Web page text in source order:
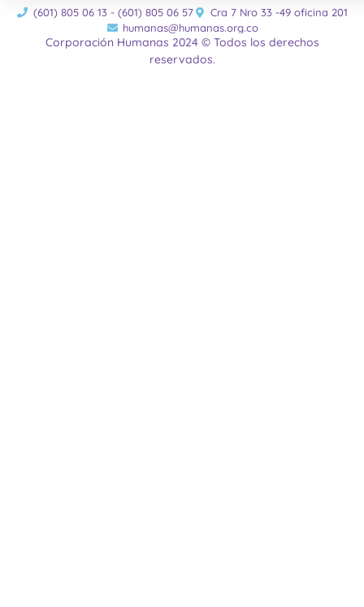
(601) 805 06 13 - (601) 805 06 57
Cra 7 Nro 33 -49 oficina 201
humanas@humanas.org.co
Corporación Humanas 2024 © Todos los derechos
reservados.